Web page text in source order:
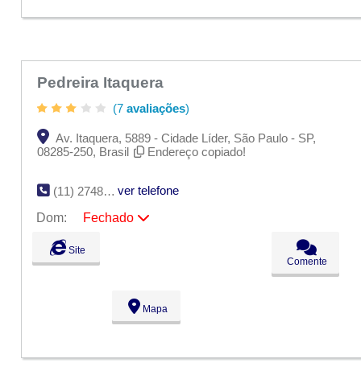
Pedreira Itaquera
(7 avaliações)
Av. Itaquera, 5889 - Cidade Líder, São Paulo - SP,
08285-250, Brasil
Endereço copiado!
(11) 2748-1759
ver telefone
Dom:
Fechado
Seg:
Ter:
Qua:
09:00 - 18:00
09:00 - 18:00
Fechado
Fechado
Site
Comente
Mapa